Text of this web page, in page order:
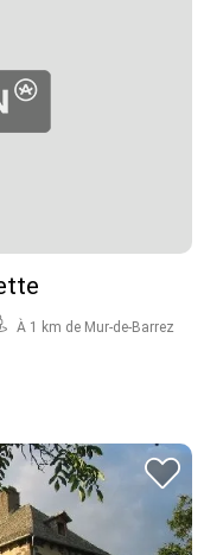
À 1 km de Mur-de-Barrez